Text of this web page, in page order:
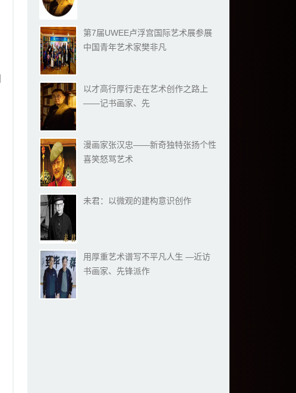
第7届UWEE卢浮宫国际艺术展参展
中国青年艺术家樊非凡
以才高行厚行走在艺术创作之路上
——记书画家、先
漫画家张汉忠——​新奇独特张扬个性
喜笑怒骂艺术
未君：以微观的建构意识创作
用厚重艺术谱写不平凡人生 —近访
书画家、先锋派作